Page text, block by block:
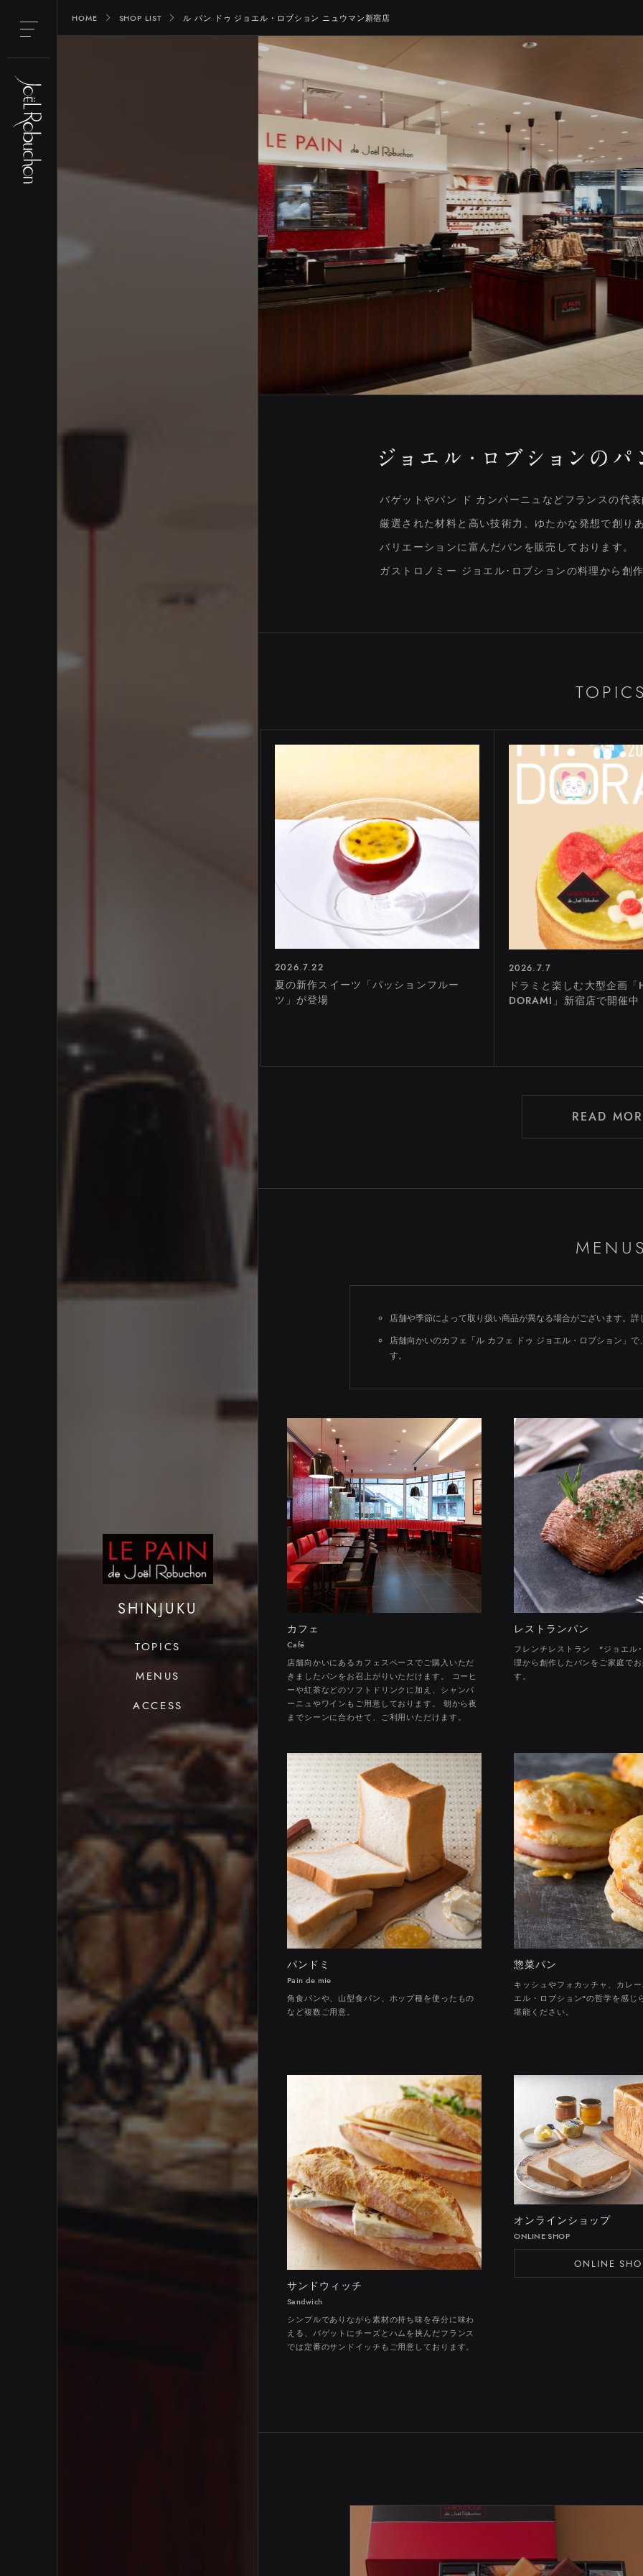
HOME SHOP LIST ル パン ドゥ ジョエル・ロブション ニュウマン新宿店
SHINJUKU
TOPICS
MENUS
ACCESS
バゲットやパン ド カンパーニュなどフランスの代
厳選された材料と高い技術力、ゆたかな発想で創り
バリエーションに富んだパンを販売しております。
ガストロノミー ジョエル･ロブションの料理から創
2026.7.22
夏の新作スイーツ「パッションフルー
ツ」が登場
2026.7.7
ドラミと楽しむ大型企画「
DORAMI」新宿店で開催中
READ
店舗や季節によって取り扱い商品が異なる場合がございます。
店舗向かいのカフェ「ル カフェ ドゥ ジョエル・ロブション」
す。
カフェ
Café
店舗向かいにあるカフェスペースでご購入いただ
きましたパンをお召上がりいただけます。 コーヒ
ーや紅茶などのソフトドリンクに加え、シャンパ
ーニュやワインもご用意しております。 朝から夜
までシーンに合わせて、ご利用いただけます。
レストランパン
フレンチレストラン "ジョエル
理から創作したパンをご家庭で
す。
パンドミ
Pain de mie
角食パンや、山型食パン、ホップ種を使ったもの
など複数ご用意。
惣菜パン
キッシュやフォカッチャ、カレ
エル・ロブション"の哲学を感じ
堪能ください。
サンドウィッチ
Sandwich
シンプルでありながら素材の持ち味を存分に味わ
える、バゲットにチーズとハムを挟んだフランス
では定番のサンドイッチもご用意しております。
オンラインショップ
ONLINE SHOP
ONLINE
ご覧になりたいエリアを選択してください
NIHOMBASHI MARUNOUCHI SHIBUYA
EBISU
シャトーレストラン
ROPPONGI 東京都港区六本木6-10-1 六本木ヒルズ ヒル
NIHOMBASHI 東京都中央区日本橋2-4-1 日本橋高島屋
MARUNOUCHI 東京都千代田区丸の内2-6-1 丸の内ブ
SHIBUYA 渋谷ヒカリエ内ShinQs B2 東横のれん街 東京都渋谷区渋谷2-21-1 渋谷ヒカリエ
SHINJUKU 東京都新宿区新宿4-1-6 NEWoMan1F
TORANOMON 東京都港区虎ノ門1-17-1 虎ノ門ヒル
ONLINE SHOP GIFT CERTIFICATE PRIVACY POLICY